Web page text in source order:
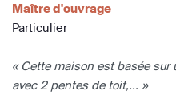
Maître d'ouvrage
Particulier
« Cette maison est basée sur
avec 2 pentes de toit,... »